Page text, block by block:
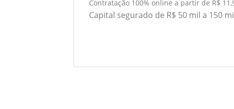
Contratação 100% online a partir de R$
Capital segurado de R$ 50 mil a 150